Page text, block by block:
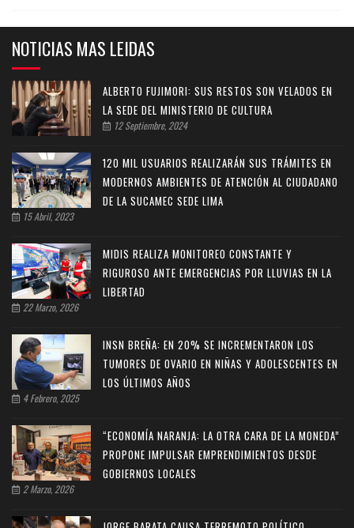
NOTICIAS MAS LEIDAS
ALBERTO FUJIMORI: SUS RESTOS SON VELADOS EN
LA SEDE DEL MINISTERIO DE CULTURA
12 Septiembre, 2024
120 MIL USUARIOS REALIZARÁN SUS TRÁMITES EN
MODERNOS AMBIENTES DE ATENCIÓN AL CIUDADANO
DE LA SUCAMEC SEDE LIMA
15 Abril, 2023
MIDIS REALIZA MONITOREO CONSTANTE Y
RIGUROSO ANTE EMERGENCIAS POR LLUVIAS EN LA
LIBERTAD
22 Marzo, 2026
INSN BREÑA: EN 20% SE INCREMENTARON LOS
TUMORES DE OVARIO EN NIÑAS Y ADOLESCENTES EN
LOS ÚLTIMOS AÑOS
4 Febrero, 2025
“ECONOMÍA NARANJA: LA OTRA CARA DE LA MONEDA”
PROPONE IMPULSAR EMPRENDIMIENTOS DESDE
GOBIERNOS LOCALES
2 Marzo, 2026